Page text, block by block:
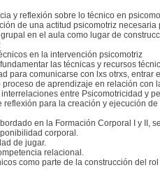
y reflexión sobre lo técnico en
de una actitud psicomotriz
en el aula como lugar de
en la intervención psicomotriz
las técnicas y recursos
para comunicarse con lxs otrxs,
proceso de aprendizaje en relación
entre Psicomotricidad y
reflexión para la creación y ejecución
en la Formación Corporal I y II,
corporal.
de jugar.
relacional.
como parte de la construcción del